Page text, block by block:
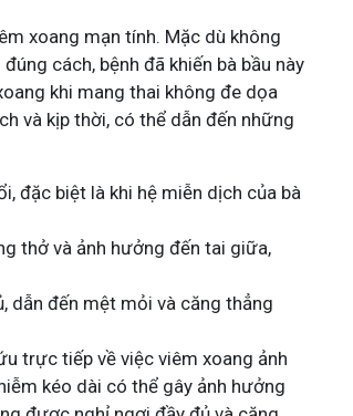
xoang mạn tính. Mặc dù không
cách, bệnh đã khiến bà bầu này
khi mang thai không đe dọa
và kịp thời, có thể dẫn đến những
đặc biệt là khi hệ miễn dịch của bà
thở và ảnh hưởng đến tai giữa,
dẫn đến mệt mỏi và căng thẳng
trực tiếp về việc viêm xoang ảnh
kéo dài có thể gây ảnh hưởng